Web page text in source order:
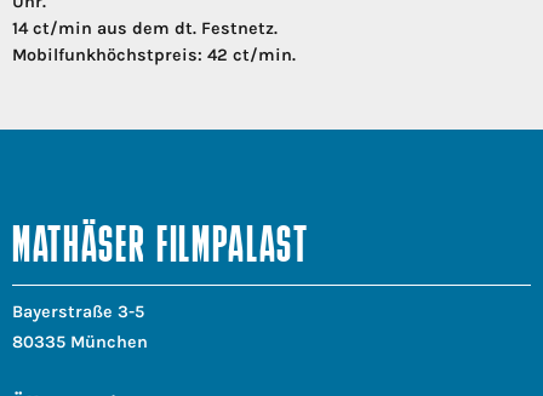
14 ct/min aus dem dt. Festnetz.
Mobilfunkhöchstpreis: 42 ct/min.
MATHÄSER FILMPALAST
Bayerstraße 3-5
80335 München